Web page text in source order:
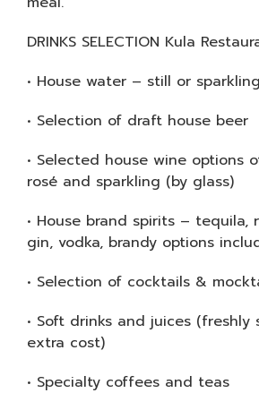
DRINKS SELECTION Kula
• House water – still or sparkling
• Selection of draft house beer
• Selected house wine options
rosé and sparkling (by glass)
• House brand spirits – tequila,
gin, vodka, brandy options
• Selection of cocktails &
• Soft drinks and juices (freshly
extra cost)
• Specialty coffees and teas